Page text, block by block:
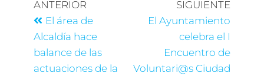
ANTERIOR
El área de
Alcaldía hace
balance de las
actuaciones de la
SIGUIENTE
El Ayuntamiento
celebra el I
Encuentro de
Voluntari@s Ciudad